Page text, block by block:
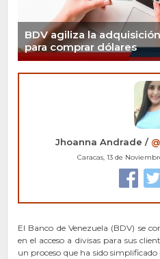
BDV agiliza la
para comprar dólares
Jhoanna Andrade /
Caracas, 13 de
El Banco de Venezuela (BDV) se
en el acceso a divisas para sus
un proceso que ha sido